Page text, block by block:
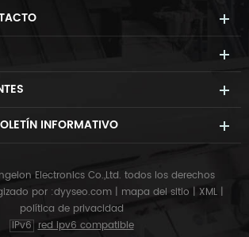
INFORMATIVO
Electronics Co.,Ltd. todos los derechos
por :dyyseo.com | mapa del sitio | XML |
política de privacidad
IPv6 red ipv6 compatible